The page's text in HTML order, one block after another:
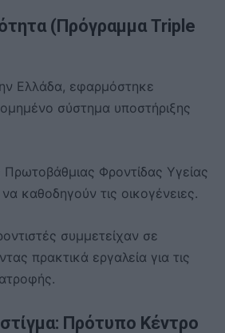
(Πρόγραμμα Triple
Ελλάδα, εφαρμόστηκε
σύστημα υποστήριξης
Πρωτοβάθμιας Φροντίδας Υγείας
καθοδηγούν τις οικογένειες.
συμμετείχαν σε
πρακτικά εργαλεία για τις
Πρότυπο Κέντρο